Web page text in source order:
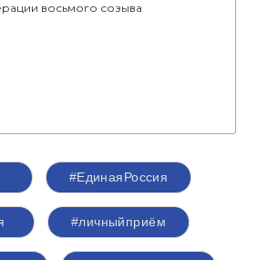
восьмого созыва
#ЕдинаяРоссия
#личныйприём